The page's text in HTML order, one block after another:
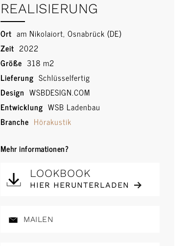
REALISIERUNG
Ort am Nikolaiort, Osnabrück (DE)
Zeit 2022
Größe 318 m2
Lieferung Schlüsselfertig
Design WSBDESIGN.COM
Entwicklung WSB Ladenbau
Branche Hörakustik
Mehr informationen?
LOOKBOOK
HIER HERUNTERLADEN
MAILEN